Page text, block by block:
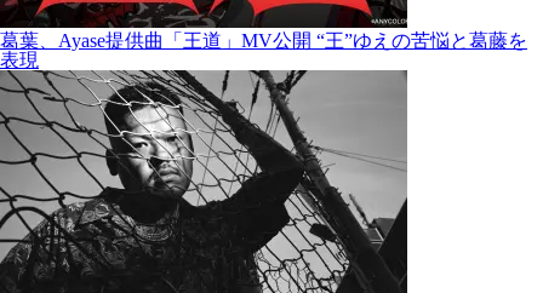
葛葉、Ayase提供曲「王道」MV公開 “王”ゆえの苦悩と葛藤を
表現